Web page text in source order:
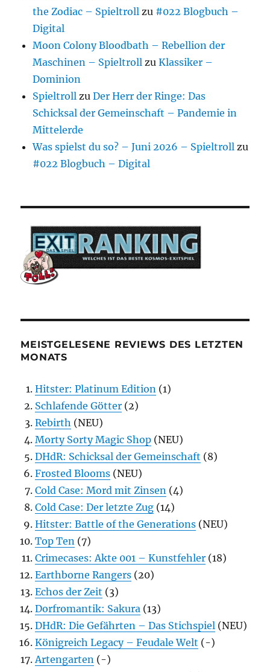
the Zodiac – Spieltroll zu #022 Blogbuch –
Digital
Moon Colony Bloodbath – Rebellion der
Maschinen – Spieltroll zuKlassiker –
Dominion
Spieltroll zuDer Herr der Ringe: Das
Schicksal der Gemeinschaft – Pandemie in
Mittelerde
Was spielst du so? – Juni 2026 – Spieltroll zu
#022 Blogbuch – Digital
MEISTGELESENE REVIEWS DES LETZTEN
MONATS
Hitster: Platinum Edition (1)
Schlafende Götter (2)
Rebirth (NEU)
Morty Sorty Magic Shop (NEU)
DHdR: Schicksal der Gemeinschaft (8)
Frosted Blooms (NEU)
Cold Case: Mord mit Zinsen (4)
Cold Case: Der letzte Zug (14)
Hitster: Battle of the Generations (NEU)
Top Ten (7)
Crimecases: Akte 001 – Kunstfehler (18)
Earthborne Rangers (20)
Echos der Zeit (3)
Dorfromantik: Sakura (13)
DHdR: Die Gefährten – Das Stichspiel (NEU)
Königreich Legacy – Feudale Welt (-)
Artengarten (-)